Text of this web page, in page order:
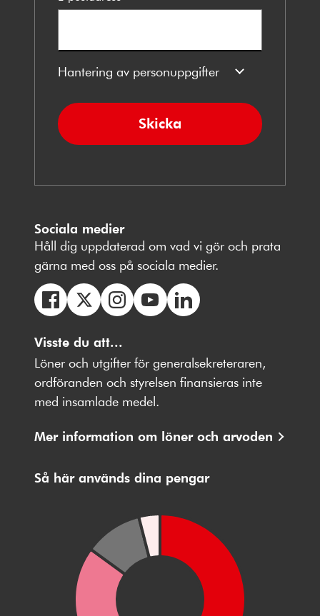
Hantering av personuppgifter
Skicka
Sociala medier
Håll dig uppdaterad om vad vi gör och prata
gärna med oss på sociala medier.
oss
på
Facebbok
oss
på
oss
på
Instagram
på
Youtube
på
LinkedIn
Visste du att...
Löner och utgifter för generalsekreteraren,
ordföranden och styrelsen finansieras inte
med insamlade medel.
Mer information om löner och arvoden
Så här används dina pengar